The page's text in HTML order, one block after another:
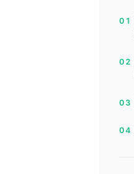
01
02
03
04